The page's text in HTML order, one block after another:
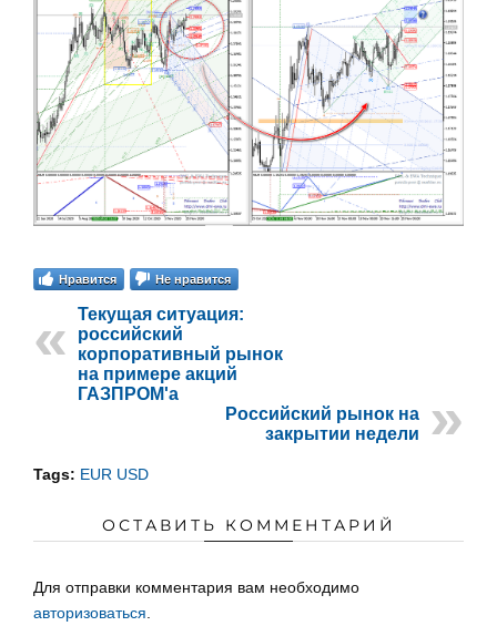
Нравится Не нравится
Текущая ситуация:
российский
корпоративный рынок
на примере акций
ГАЗПРОМ'а
Российский рынок на
закрытии недели
Tags: EUR USD
ОСТАВИТЬ КОММЕНТАРИЙ
Для отправки комментария вам необходимо
авторизоваться